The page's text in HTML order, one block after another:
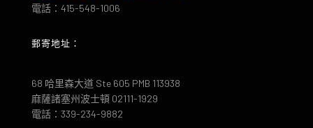
電話：415-548-1006
郵寄地址：
68 哈里森大道 Ste 605 PMB 113938
麻薩諸塞州波士頓 02111-1929
電話：339-234-9882